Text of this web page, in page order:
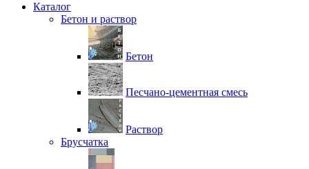
Каталог
Бетон и раствор
Бетон
Песчано-цементная смесь
Раствор
Брусчатка